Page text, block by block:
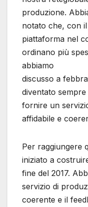
produzione.
notato che, con
piattaforma nel
ordinano più
abbiamo
discusso a
diventato
fornire un
affidabile e
Per raggiungere
iniziato a
fine del 2017.
servizio di
coerente e il